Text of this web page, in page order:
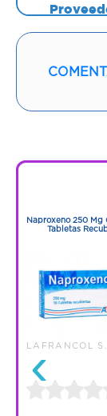
Código:
‹
Naproxeno 250 Mg
Tabletas
LAFRANCOL